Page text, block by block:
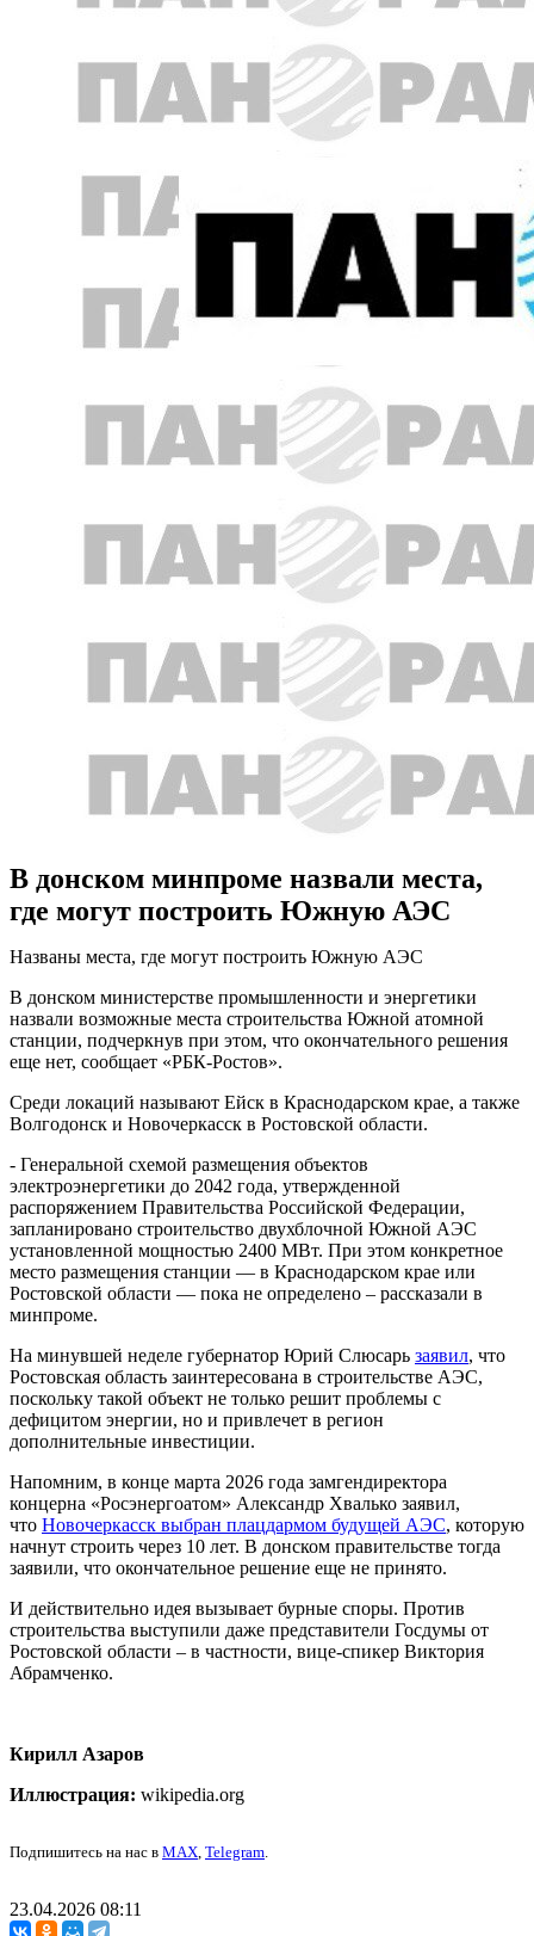
В донском минпроме назвали места,
где могут построить Южную АЭС
Названы места, где могут построить Южную АЭС
В донском министерстве промышленности и энергетики
назвали возможные места строительства Южной атомной
станции, подчеркнув при этом, что окончательного решения
еще нет, сообщает «РБК-Ростов».
Среди локаций называют Ейск в Краснодарском крае, а также
Волгодонск и Новочеркасск в Ростовской области.
- Генеральной схемой размещения объектов
электроэнергетики до 2042 года, утвержденной
распоряжением Правительства Российской Федерации,
запланировано строительство двухблочной Южной АЭС
установленной мощностью 2400 МВт. При этом конкретное
место размещения станции — в Краснодарском крае или
Ростовской области — пока не определено – рассказали в
минпроме.
На минувшей неделе губернатор Юрий Слюсарь заявил, что
Ростовская область заинтересована в строительстве АЭС,
поскольку такой объект не только решит проблемы с
дефицитом энергии, но и привлечет в регион
дополнительные инвестиции.
Напомним, в конце марта 2026 года замгендиректора
концерна «Росэнергоатом» Александр Хвалько заявил,
что Новочеркасск выбран плацдармом будущей АЭС, которую
начнут строить через 10 лет. В донском правительстве тогда
заявили, что окончательное решение еще не принято.
И действительно идея вызывает бурные споры. Против
строительства выступили даже представители Госдумы от
Ростовской области – в частности, вице-спикер Виктория
Абрамченко.
Кирилл Азаров
Иллюстрация: wikipedia.org
Подпишитесь на нас в MAX, Telegram.
23.04.2026 08:11